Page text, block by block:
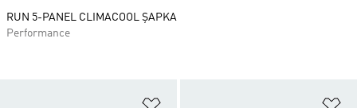
RUN 5-PANEL CLIMACOOL ŞAPKA
Performance